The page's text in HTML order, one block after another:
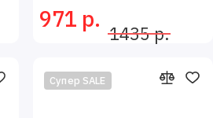
971 р.
1435 р.
Супер SALE